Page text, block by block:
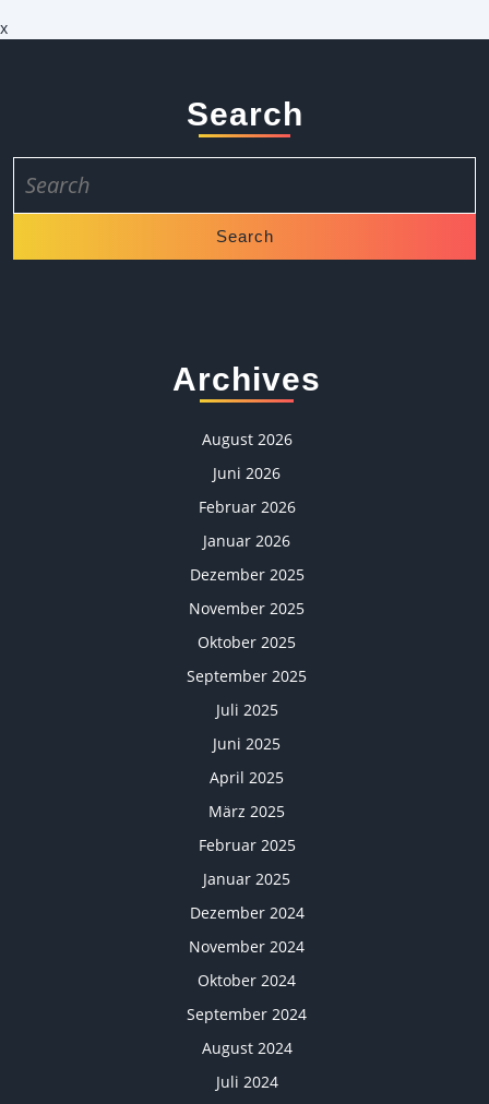
x
Search
for:
Archives
August 2026
Juni 2026
Februar 2026
Januar 2026
Dezember 2025
November 2025
Oktober 2025
September 2025
Juli 2025
Juni 2025
April 2025
März 2025
Februar 2025
Januar 2025
Dezember 2024
November 2024
Oktober 2024
September 2024
August 2024
Juli 2024